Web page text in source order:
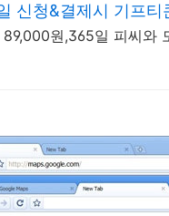
신청&결제시 기프티
원,365일 피씨와